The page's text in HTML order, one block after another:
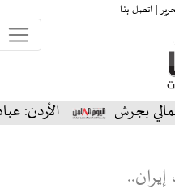
|اتصل بنا
الأردن: عبادي الجوهر